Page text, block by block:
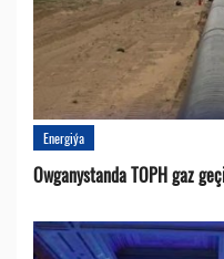
Energiýa
Owganystanda TOPH gaz